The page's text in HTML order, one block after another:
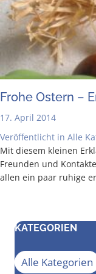
Fro­he Ostern –
17. April 2014
Veröffentlicht in Alle
Mit die­sem klei­nen
Freun­den und
allen ein paar ruhi­ge
KATEGORIEN
Alle Kategorien